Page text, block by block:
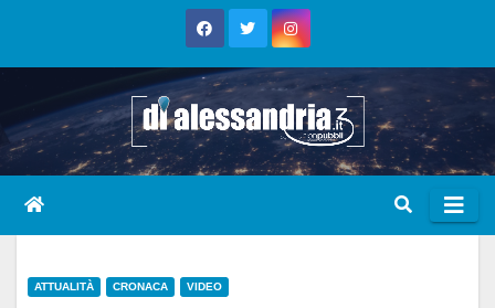
ATTUALITÀ CRONACA VIDEO